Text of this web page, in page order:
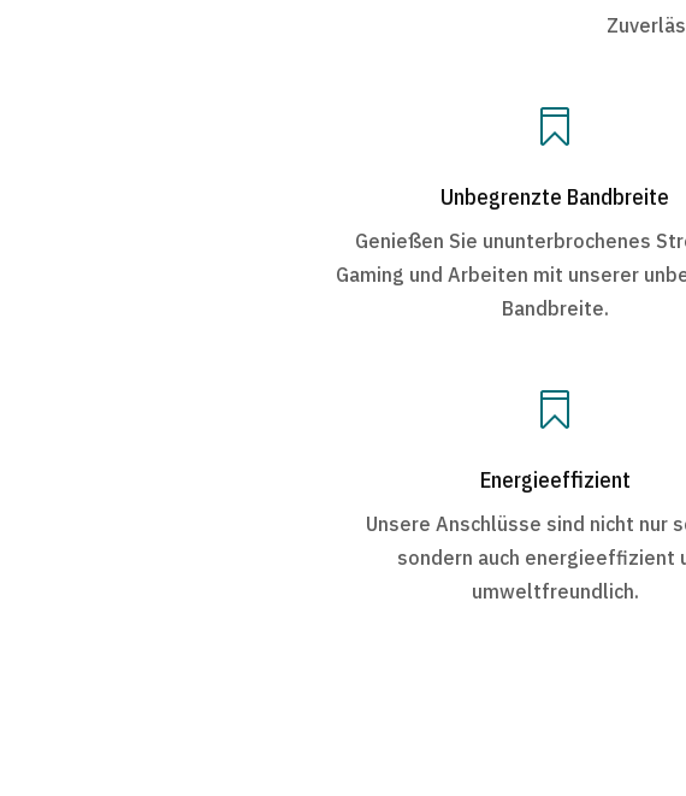

Unbegrenzte Bandbreite
Genießen Sie ununterbrochenes
Gaming und Arbeiten mit unserer
Bandbreite.

Energieeffizient
Unsere Anschlüsse sind nicht nur
sondern auch energieeffizient
umweltfreundlich.